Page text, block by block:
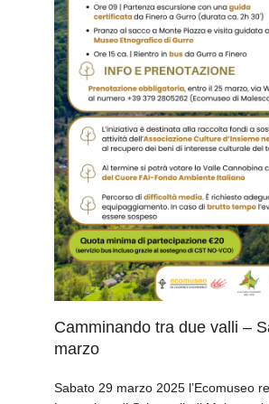
Camminando tra due valli –
marzo
Sabato 29 marzo 2025 l’Ecomuseo